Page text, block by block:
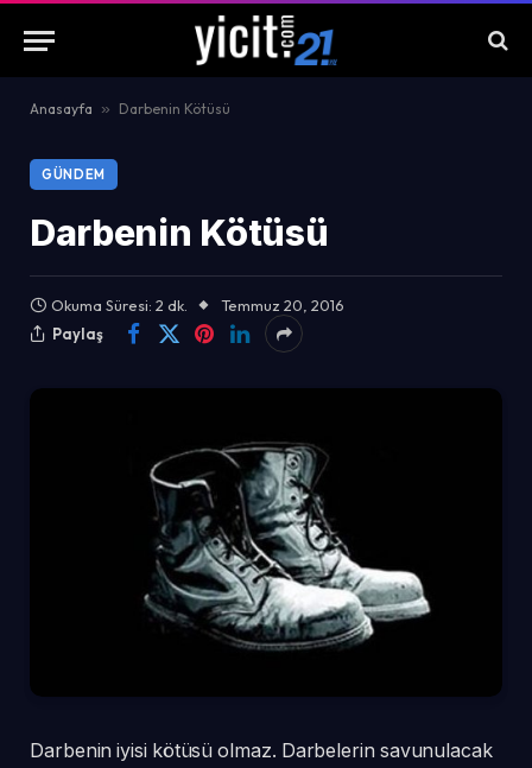
Anasayfa » Darbenin Kötüsü
GÜNDEM
Darbenin Kötüsü
Okuma Süresi: 2 dk.
Temmuz 20, 2016
Paylaş
Darbenin iyisi kötüsü olmaz. Darbelerin savunulacak